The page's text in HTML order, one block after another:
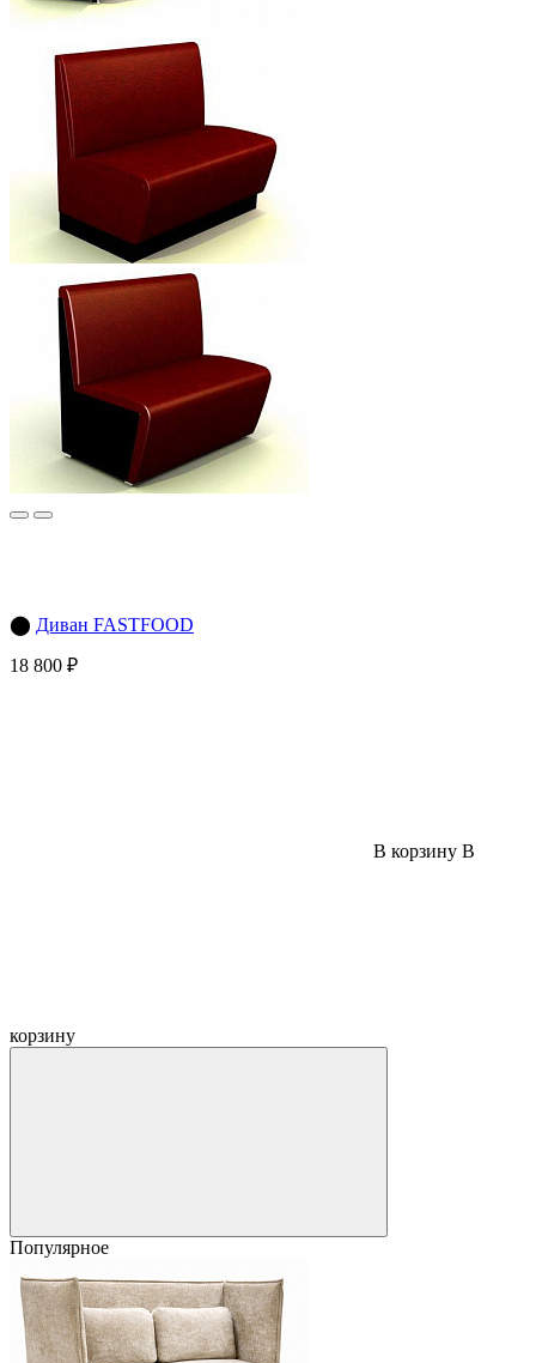
⬤ Диван FASTFOOD
18 800 ₽
В корзину В
корзину
Популярное